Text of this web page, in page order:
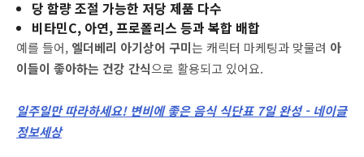
당 함량 조절 가능한 저당 제품 다수
비타민C, 아연, 프로폴리스 등과 복합 배합
예를 들어, 엘더베리 아기상어 구미는 캐릭터 마케팅과 맞물려 아
이들이 좋아하는 건강 간식으로 활용되고 있어요.
일주일만 따라하세요! 변비에 좋은 음식 식단표 7일 완성 - 네이글
정보세상